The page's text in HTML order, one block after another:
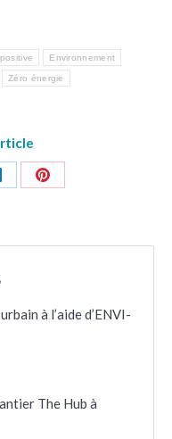
Environnement
Zéro énergie
Share
à l’aide d’ENVI-
The Hub à